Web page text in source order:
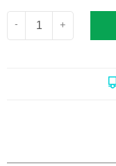
- +